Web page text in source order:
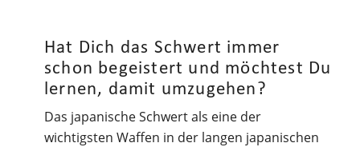
Hat Dich das Schwert immer
schon begeistert und möchtest Du
lernen, damit umzugehen?
Das japanische Schwert als eine der
wichtigsten Waffen in der langen japanischen